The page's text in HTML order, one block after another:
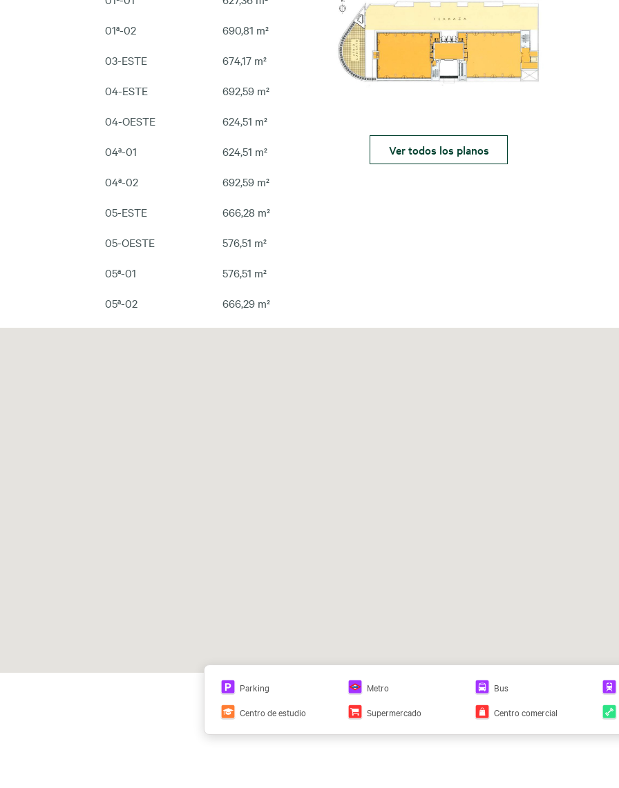
01ª-02
690,81 m²
03-ESTE
674,17 m²
04-ESTE
692,59 m²
04-OESTE
624,51 m²
04ª-01
624,51 m²
04ª-02
692,59 m²
05-ESTE
666,28 m²
05-OESTE
576,51 m²
05ª-01
576,51 m²
05ª-02
666,29 m²
Ver todos los planos
Parking Metro Bus
Centro de estudio
Supermercado Centro comercial